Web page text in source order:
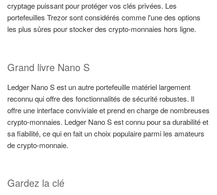
cryptage puissant pour protéger vos clés privées. Les
portefeuilles Trezor sont considérés comme l'une des options
les plus sûres pour stocker des crypto-monnaies hors ligne.
Grand livre Nano S
Ledger Nano S est un autre portefeuille matériel largement
reconnu qui offre des fonctionnalités de sécurité robustes. Il
offre une interface conviviale et prend en charge de nombreuses
crypto-monnaies. Ledger Nano S est connu pour sa durabilité et
sa fiabilité, ce qui en fait un choix populaire parmi les amateurs
de crypto-monnaie.
Gardez la clé